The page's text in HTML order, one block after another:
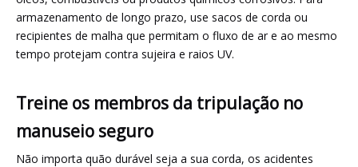
armazenamento de longo prazo, use sacos de corda ou
recipientes de malha que permitam o fluxo de ar e ao mesmo
tempo protejam contra sujeira e raios UV.
Treine os membros da tripulação no
manuseio seguro
Não importa quão durável seja a sua corda, os acidentes